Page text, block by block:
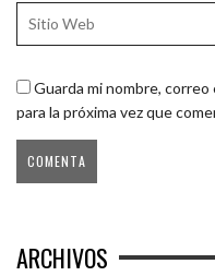
Guarda mi nombre,
para la próxima vez que
ARCHIVOS